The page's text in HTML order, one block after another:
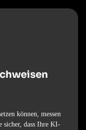
können, messen
sicher, dass Ihre KI-